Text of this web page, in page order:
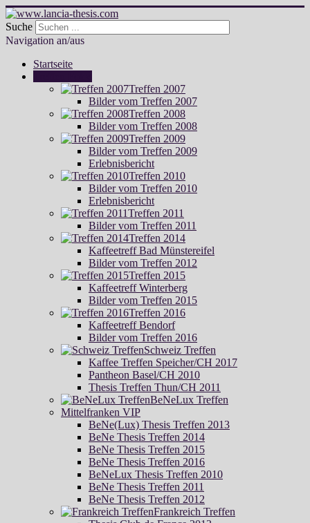
Suche
Navigation an/aus
Startseite
Treffen 2007
Bilder vom Treffen 2007
Treffen 2008
Bilder vom Treffen 2008
Treffen 2009
Bilder vom Treffen 2009
Erlebnisbericht
Treffen 2010
Bilder vom Treffen 2010
Erlebnisbericht
Treffen 2011
Bilder vom Treffen 2011
Treffen 2014
Kaffeetreff Bad Münstereifel
Bilder vom Treffen 2012
Treffen 2015
Kaffeetreff Winterberg
Bilder vom Treffen 2015
Treffen 2016
Kaffeetreff Bendorf
Bilder vom Treffen 2016
Schweiz Treffen
Kaffee Treffen Speicher/CH 2017
Pantheon Basel/CH 2010
Thesis Treffen Thun/CH 2011
BeNeLux Treffen
Mittelfranken VIP
BeNe(Lux) Thesis Treffen 2013
BeNe Thesis Treffen 2014
BeNe Thesis Treffen 2015
BeNe Thesis Treffen 2016
BeNeLux Thesis Treffen 2010
BeNe Thesis Treffen 2011
BeNe Thesis Treffen 2012
Frankreich Treffen